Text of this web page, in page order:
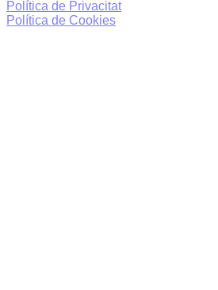
Política de Privacitat
Política de Cookies